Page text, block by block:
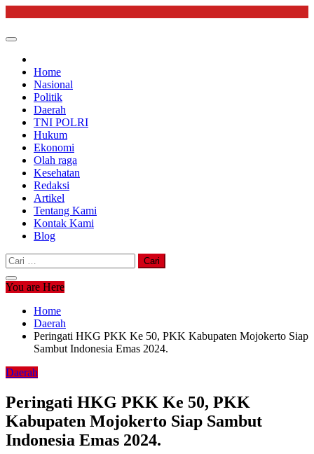
content
Home
Nasional
Politik
Daerah
TNI POLRI
Hukum
Ekonomi
Olah raga
Kesehatan
Redaksi
Artikel
Tentang Kami
Kontak Kami
Blog
Cari
untuk:
You are Here
Home
Daerah
Peringati HKG PKK Ke 50, PKK Kabupaten Mojokerto Siap
Sambut Indonesia Emas 2024.
Daerah
Peringati HKG PKK Ke 50, PKK
Kabupaten Mojokerto Siap Sambut
Indonesia Emas 2024.